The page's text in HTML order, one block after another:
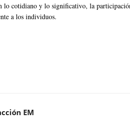
lo cotidiano y lo significativo, la
a los individuos.
EM